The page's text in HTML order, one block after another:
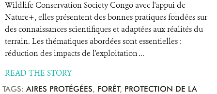
Wildlife Conservation Society Congo avec l'appui de
Nature+, elles présentent des bonnes pratiques fondées sur
des connaissances scientifiques et adaptées aux réalités du
terrain. Les thématiques abordées sont essentielles :
réduction des impacts de l'exploitation ...
READ THE STORY
TAGS: AIRES PROTÉGÉES, FORÊT, PROTECTION DE LA